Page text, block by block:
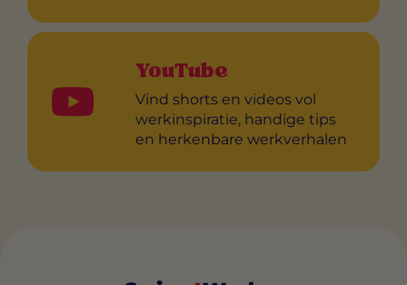
YouTube
Vind shorts en videos vol
werkinspiratie, handige tips
en herkenbare werkverhalen